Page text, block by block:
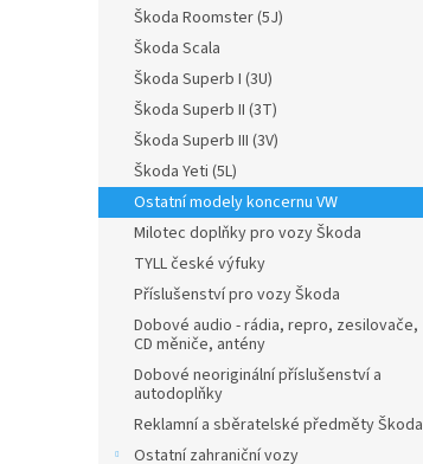
Škoda Roomster (5J)
Škoda Scala
Škoda Superb I (3U)
Škoda Superb II (3T)
Škoda Superb III (3V)
Škoda Yeti (5L)
Ostatní modely koncernu VW
Milotec doplňky pro vozy Škoda
TYLL české výfuky
Příslušenství pro vozy Škoda
Dobové audio - rádia, repro, zesilovače,
CD měniče, antény
Dobové neoriginální příslušenství a
autodoplňky
Reklamní a sběratelské předměty Škoda
Ostatní zahraniční vozy